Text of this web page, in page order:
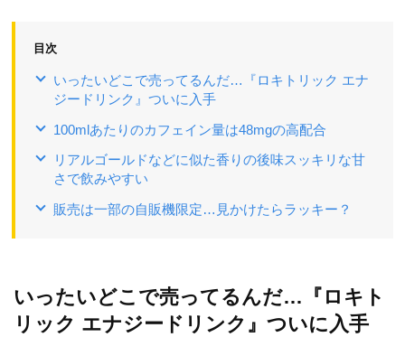
目次
いったいどこで売ってるんだ…『ロキトリック エナ
ジードリンク』ついに入手
100mlあたりのカフェイン量は48mgの高配合
リアルゴールドなどに似た香りの後味スッキリな甘
さで飲みやすい
販売は一部の自販機限定…見かけたらラッキー？
いったいどこで売ってるんだ…『ロキト
リック エナジードリンク』ついに入手